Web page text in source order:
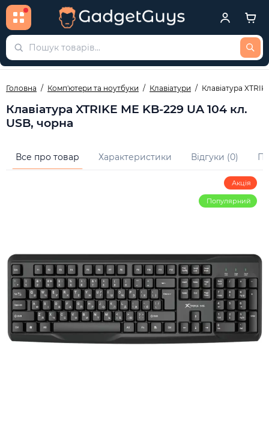
Головна Комп'ютери та ноутбуки Клавіатури Клавіатура
Клавіатура XTRIKE ME KB-229 UA 104 кл.
USB, чорна
Все про товар Характеристики Відгуки (0)
Акція
Популярний